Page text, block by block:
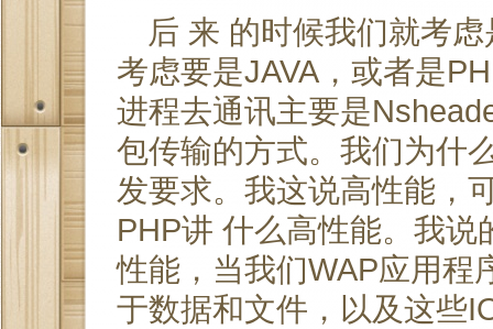
后 来 的时候我们就考
考虑要是JAVA，或者是
进程去通讯主要是
包传输的方式。我们为什
发要求。我这说高性能，
PHP讲 什么高性能。我
性能，当我们WAP应用程
于数据和文件，以及这些